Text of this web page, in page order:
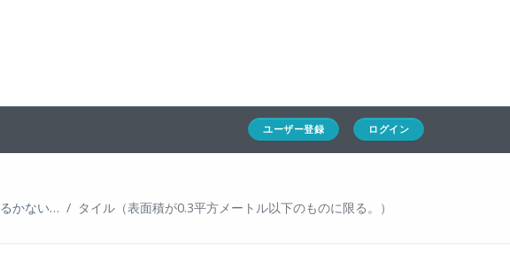
ユーザー登録 ログイン
かない…
タイル（表面積が0.3平方メートル以下のものに限る。）
求人一覧
通関Ｑ＆Ａ
通関士NEWS